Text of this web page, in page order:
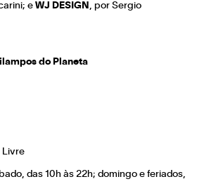
e WJ DESIGN , por Sergio
do Planeta
Livre
das 10h às 22h; domingo e feriados,